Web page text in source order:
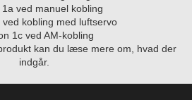
1a ved manuel kobling
ved kobling med luftservo
1c ved AM-kobling
kan du læse mere om, hvad der
indgår.